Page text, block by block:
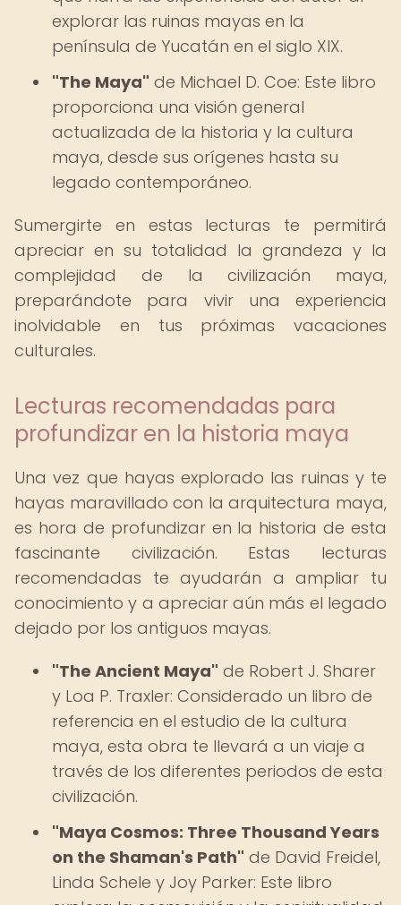
explorar las ruinas mayas en la
península de Yucatán en el siglo XIX.
"The Maya" de Michael D. Coe: Este libro
proporciona una visión general
actualizada de la historia y la cultura
maya, desde sus orígenes hasta su
legado contemporáneo.
Sumergirte en estas lecturas te permitirá
apreciar en su totalidad la grandeza y la
complejidad de la civilización maya,
preparándote para vivir una experiencia
inolvidable en tus próximas vacaciones
culturales.
Lecturas recomendadas para
profundizar en la historia maya
Una vez que hayas explorado las ruinas y te
hayas maravillado con la arquitectura maya,
es hora de profundizar en la historia de esta
fascinante civilización. Estas lecturas
recomendadas te ayudarán a ampliar tu
conocimiento y a apreciar aún más el legado
dejado por los antiguos mayas.
"The Ancient Maya" de Robert J. Sharer
y Loa P. Traxler: Considerado un libro de
referencia en el estudio de la cultura
maya, esta obra te llevará a un viaje a
través de los diferentes periodos de esta
civilización.
"Maya Cosmos: Three Thousand Years
on the Shaman's Path" de David Freidel,
Linda Schele y Joy Parker: Este libro